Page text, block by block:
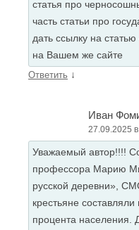
статья про
часть статьи про
дать ссылку на
на Вашем же сайте
Ответить ↓
Иван
27.09.2025
Уважаемый автор!!!!
профессора Марию
русской деревни»,
крестьяне
процента населения.